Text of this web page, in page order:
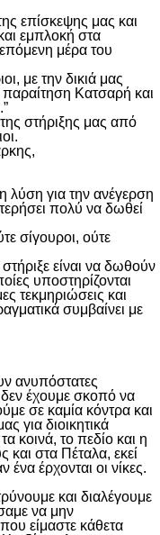
επίσκεψης μας και
εμπλοκή στα
μέρα του
με την δικιά μας
παραίτηση Κατσαρή και
της στήριξης μας από
λύση για την ανέγερση
πολύ να δωθεί
σίγουροι, ούτε
είναι να δωθούν
υποστηρίζονται
τεκμηριώσεις και
συμβαίνει με
ανυπόστατες
έχουμε σκοπό να
σε καμία κόντρα και
για διοικητικά
κοινά, το πεδίο και η
στα Πέταλα, εκεί
έρχονται οι νίκες.
και διαλέγουμε
να μην
είμαστε κάθετα